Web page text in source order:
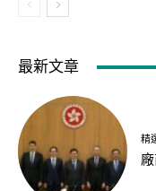
最新文章
精